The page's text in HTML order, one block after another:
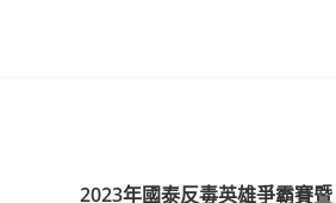
2023年國泰反毒英雄爭霸賽暨